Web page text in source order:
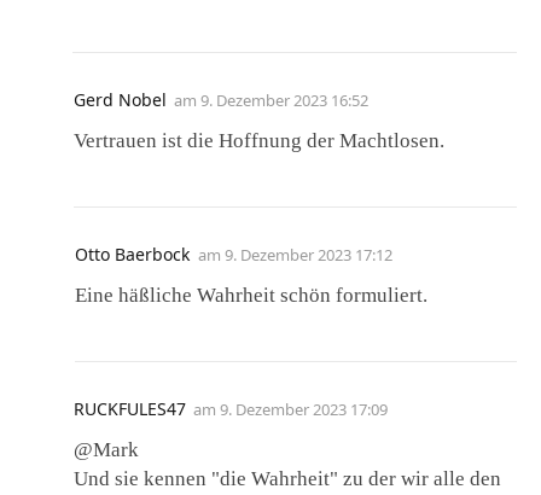
Gerd Nobel am 9. Dezember 2023 16:52
Vertrauen ist die Hoffnung der Machtlosen.
Otto Baerbock am 9. Dezember 2023 17:12
Eine häßliche Wahrheit schön formuliert.
RUCKFULES47 am 9. Dezember 2023 17:09
@Mark
Und sie kennen "die Wahrheit" zu der wir alle den